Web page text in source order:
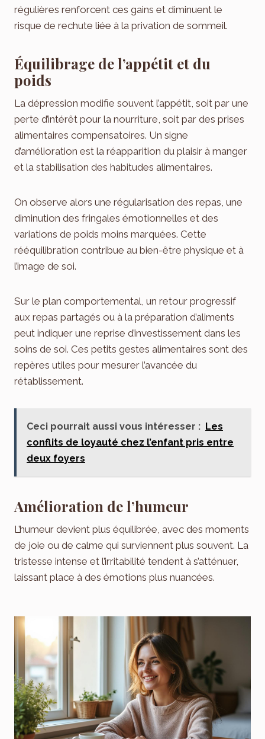
régulières renforcent ces gains et diminuent le
risque de rechute liée à la privation de sommeil.
Équilibrage de l’appétit et du
poids
La dépression modifie souvent l’appétit, soit par une
perte d’intérêt pour la nourriture, soit par des prises
alimentaires compensatoires. Un signe
d’amélioration est la réapparition du plaisir à manger
et la stabilisation des habitudes alimentaires.
On observe alors une régularisation des repas, une
diminution des fringales émotionnelles et des
variations de poids moins marquées. Cette
rééquilibration contribue au bien-être physique et à
l’image de soi.
Sur le plan comportemental, un retour progressif
aux repas partagés ou à la préparation d’aliments
peut indiquer une reprise d’investissement dans les
soins de soi. Ces petits gestes alimentaires sont des
repères utiles pour mesurer l’avancée du
rétablissement.
Ceci pourrait aussi vous intéresser : Les
conflits de loyauté chez l’enfant pris entre
deux foyers
Amélioration de l’humeur
L’humeur devient plus équilibrée, avec des moments
de joie ou de calme qui surviennent plus souvent. La
tristesse intense et l’irritabilité tendent à s’atténuer,
laissant place à des émotions plus nuancées.